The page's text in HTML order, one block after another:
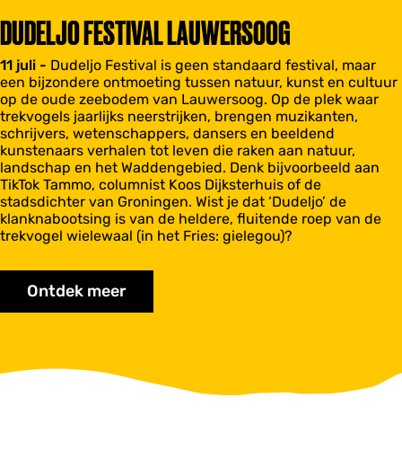
DUDELJO FESTIVAL LAUWERSOOG
11 juli - Dudeljo Festival is geen standaard festival, maar
een bijzondere ontmoeting tussen natuur, kunst en cultuur
op de oude zeebodem van Lauwersoog. Op de plek waar
trekvogels jaarlijks neerstrijken, brengen muzikanten,
schrijvers, wetenschappers, dansers en beeldend
kunstenaars verhalen tot leven die raken aan natuur,
landschap en het Waddengebied. Denk bijvoorbeeld aan
TikTok Tammo, columnist Koos Dijksterhuis of de
stadsdichter van Groningen. Wist je dat ‘Dudeljo’ de
klanknabootsing is van de heldere, fluitende roep van de
trekvogel wielewaal (in het Fries: gielegou)?
Ontdek meer